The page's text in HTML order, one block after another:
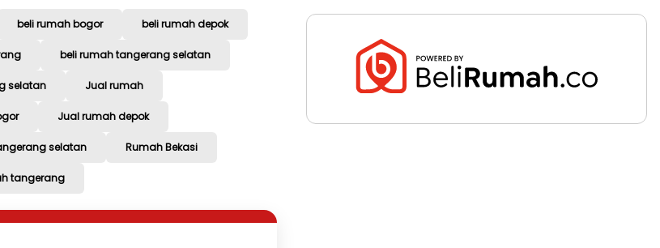
beli rumah bogor beli rumah depok
beli rumah tangerang selatan
selatan Jual rumah
Jual rumah depok
selatan Rumah Bekasi
tangerang